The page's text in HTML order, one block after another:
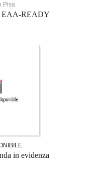
Pisa
READY
in evidenza